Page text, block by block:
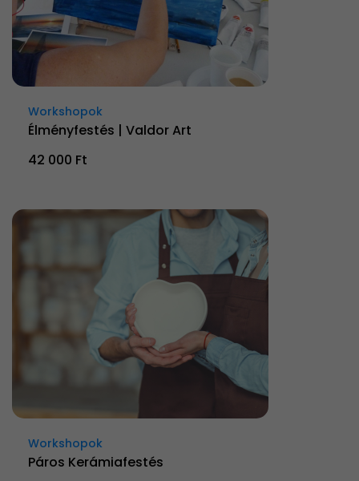
Workshopok
Élményfestés | Valdor Art
42 000 Ft
Workshopok
Páros Kerámiafestés